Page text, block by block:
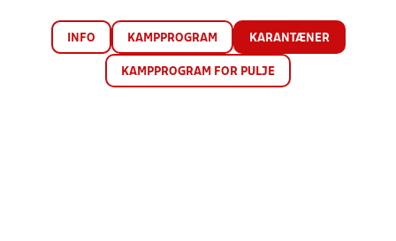
INFO KAMPPROGRAM KARANTÆNER
KAMPPROGRAM FOR PULJE